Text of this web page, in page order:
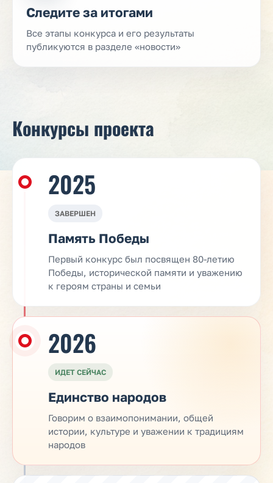
Следите за итогами
Все этапы конкурса и его результаты
публикуются в разделе «новости»
Конкурсы проекта
2025
ЗАВЕРШЕН
Память Победы
Первый конкурс был посвящен 80-летию
Победы, исторической памяти и уважению
к героям страны и семьи
2026
ИДЕТ СЕЙЧАС
Единство народов
Говорим о взаимопонимании, общей
истории, культуре и уважении к традициям
народов